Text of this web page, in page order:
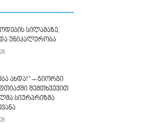
სილამაზე,
უნიკალურობა
ახდა!” – გიორგი
შემთხვევით
სიურპრიზმა